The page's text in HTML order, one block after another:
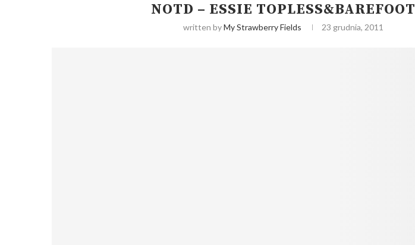
NOTD – ESSIE TOPLESS&BAREFOOT
written byMy Strawberry Fields 23 grudnia, 2011